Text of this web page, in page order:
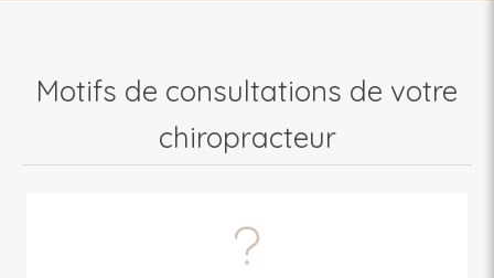
Motifs de consultations de votre
chiropracteur